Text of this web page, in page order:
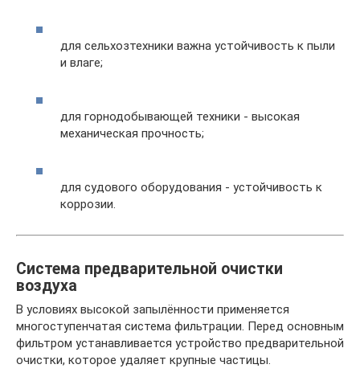
для сельхозтехники важна устойчивость к пыли
и влаге;
для горнодобывающей техники - высокая
механическая прочность;
для судового оборудования - устойчивость к
коррозии.
Система предварительной очистки
воздуха
В условиях высокой запылённости применяется
многоступенчатая система фильтрации. Перед основным
фильтром устанавливается устройство предварительной
очистки, которое удаляет крупные частицы.